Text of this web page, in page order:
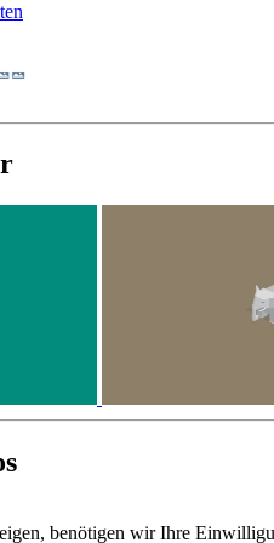
benötigen wir Ihre